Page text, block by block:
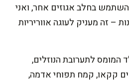
בחלב אגוזים אחר, ואני
– זה מעניק לעוגה אווריריות
לתערובת הנוזלים,
קקאו, קמח תפוחי אדמה,